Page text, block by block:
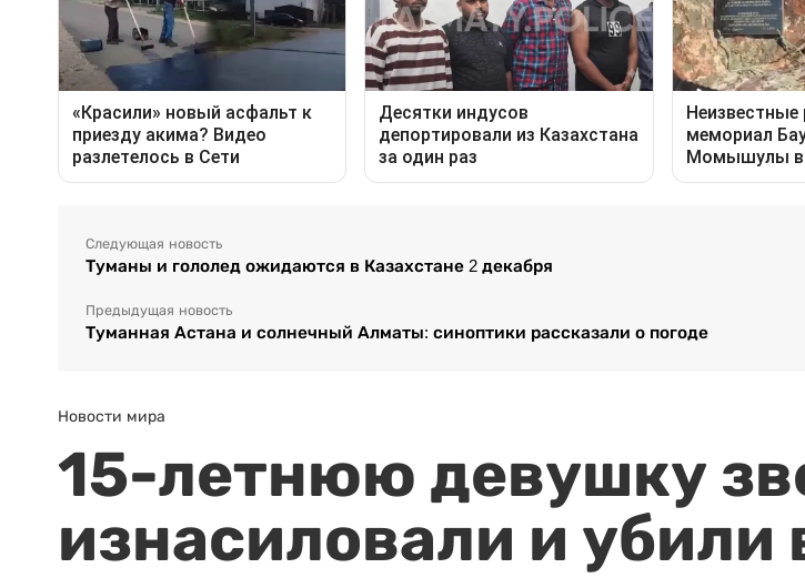
Следующая новость
Туманы и гололед ожидаются в Казахстане 2 декабря
Предыдущая новость
Туманная Астана и солнечный Алматы: синоптики рассказали о погоде
Новости мира
15-летнюю девушку
изнасиловали и